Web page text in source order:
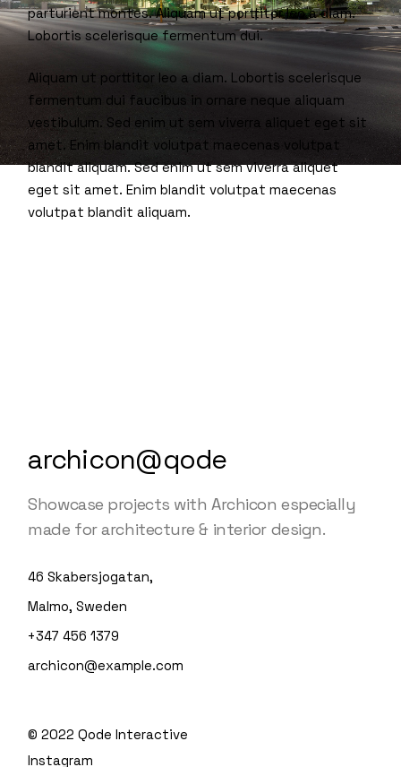
parturient montes. Aliquam ut porttitor leo a diam.
Lobortis scelerisque fermentum dui.
Aliquam ut porttitor leo a diam. Lobortis scelerisque
fermentum dui faucibus in ornare neque aliquam
vestibulum. Sed enim ut sem viverra aliquet eget sit
amet. Enim blandit volutpat maecenas volutpat
blandit aliquam. Sed enim ut sem viverra aliquet
eget sit amet. Enim blandit volutpat maecenas
volutpat blandit aliquam.
archicon@qode
Showcase projects with Archicon especially
made for architecture & interior design.
46 Skabersjogatan,
Malmo, Sweden
+347 456 1379
archicon@example.com
© 2022Qode Interactive
Instagram